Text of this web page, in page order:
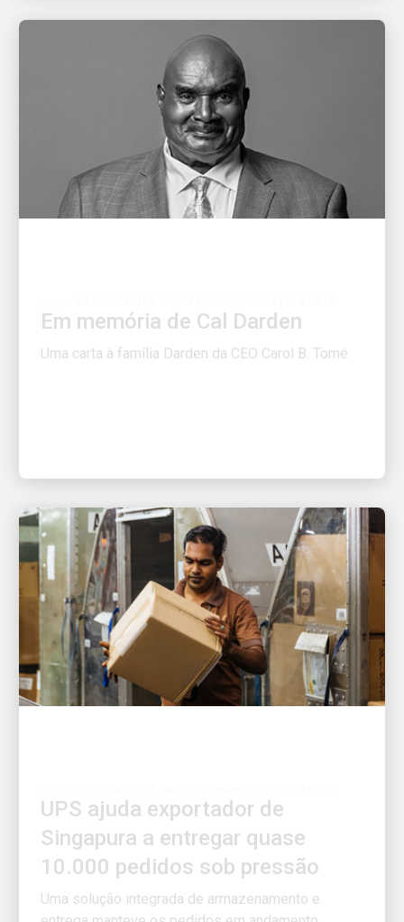
Uma carta à família Darden da CEO Carol B. Tomé
Singapura a entregar quase
10.000 pedidos sob pressão
Uma solução integrada de armazenamento e
entrega manteve os pedidos em andamento
quando a demanda disparou